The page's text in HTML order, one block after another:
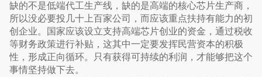
缺的不是低端代工生产线，缺的是高端的核心芯片生产商，
所以没必要投几十上百家公司，而应该重点扶持有能力的初
创企业。国家应该设立支持高端芯片创业的资金，通过税收
等财务政策进行补贴，这其中一定要发挥民营资本的积极
性，形成正向循环。只有获得可持续的利润，才能够把这个
事情坚持做下去。